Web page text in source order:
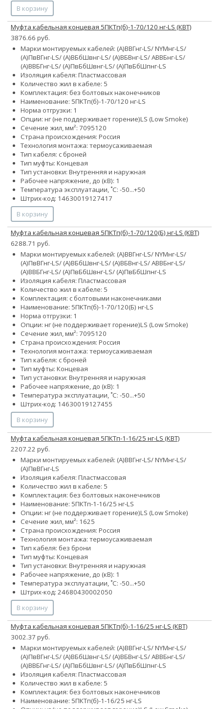
В корзину
Муфта кабельная концевая 5ПКТп(б)-1-70/120 нг-LS (КВТ)
3876.66 руб.
Марки монтируемых кабелей: (А)ВВГнг-LS/ NYMнг-LS/
(А)ПвВГнг-LS/ (А)ВБбШвнг-LS/ (А)ВБВнг-LS/ АВВБнг-LS/
(А)ВВБГнг-LS/ (А)ПвБбШвнг-LS/ (А)ПвБбШпнг-LS
Изоляция кабеля: Пластмассовая
Количество жил в кабеле: 5
Комплектация: без болтовых наконечников
Наименование: 5ПКТп(б)-1-70/120 нг-LS
Норма отгрузки: 1
Опции: нг (не поддерживает горение)LS (Low Smoke)
Сечение жил, мм²: 7095120
Страна происхождения: Россия
Технология монтажа: термоусаживаемая
Тип кабеля: с броней
Тип муфты: Концевая
Тип установки: Внутренняя и наружная
Рабочее напряжение, до (кВ): 1
Температура эксплуатации, ˚С: -50...+50
Штрих-код: 14630019127417
В корзину
Муфта кабельная концевая 5ПКТп(б)-1-70/120(Б) нг-LS (КВТ)
6288.71 руб.
Марки монтируемых кабелей: (А)ВВГнг-LS/ NYMнг-LS/
(А)ПвВГнг-LS/ (А)ВБбШвнг-LS/ (А)ВБВнг-LS/ АВВБнг-LS/
(А)ВВБГнг-LS/ (А)ПвБбШвнг-LS/ (А)ПвБбШпнг-LS
Изоляция кабеля: Пластмассовая
Количество жил в кабеле: 5
Комплектация: с болтовыми наконечниками
Наименование: 5ПКТп(б)-1-70/120(Б) нг-LS
Норма отгрузки: 1
Опции: нг (не поддерживает горение)LS (Low Smoke)
Сечение жил, мм²: 7095120
Страна происхождения: Россия
Технология монтажа: термоусаживаемая
Тип кабеля: с броней
Тип муфты: Концевая
Тип установки: Внутренняя и наружная
Рабочее напряжение, до (кВ): 1
Температура эксплуатации, ˚С: -50...+50
Штрих-код: 14630019127455
В корзину
Муфта кабельная концевая 5ПКТп-1-16/25 нг-LS (КВТ)
2207.22 руб.
Марки монтируемых кабелей: (А)ВВГнг-LS/ NYMнг-LS/
(А)ПвВГнг-LS
Изоляция кабеля: Пластмассовая
Количество жил в кабеле: 5
Комплектация: без болтовых наконечников
Наименование: 5ПКТп-1-16/25 нг-LS
Опции: нг (не поддерживает горение)LS (Low Smoke)
Сечение жил, мм²: 1625
Страна происхождения: Россия
Технология монтажа: термоусаживаемая
Тип кабеля: без брони
Тип муфты: Концевая
Тип установки: Внутренняя и наружная
Рабочее напряжение, до (кВ): 1
Температура эксплуатации, ˚С: -50...+50
Штрих-код: 24680430002050
В корзину
Муфта кабельная концевая 5ПКТп(б)-1-16/25 нг-LS (КВТ)
3002.37 руб.
Марки монтируемых кабелей: (А)ВВГнг-LS/ NYMнг-LS/
(А)ПвВГнг-LS/ (А)ВБбШвнг-LS/ (А)ВБВнг-LS/ АВВБнг-LS/
(А)ВВБГнг-LS/ (А)ПвБбШвнг-LS/ (А)ПвБбШпнг-LS
Изоляция кабеля: Пластмассовая
Количество жил в кабеле: 5
Комплектация: без болтовых наконечников
Наименование: 5ПКТп(б)-1-16/25 нг-LS